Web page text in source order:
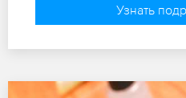
Узнать